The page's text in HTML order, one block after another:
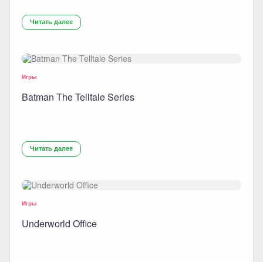
Читать далее
Игры
Batman The Telltale Series
Читать далее
Игры
Underworld Office